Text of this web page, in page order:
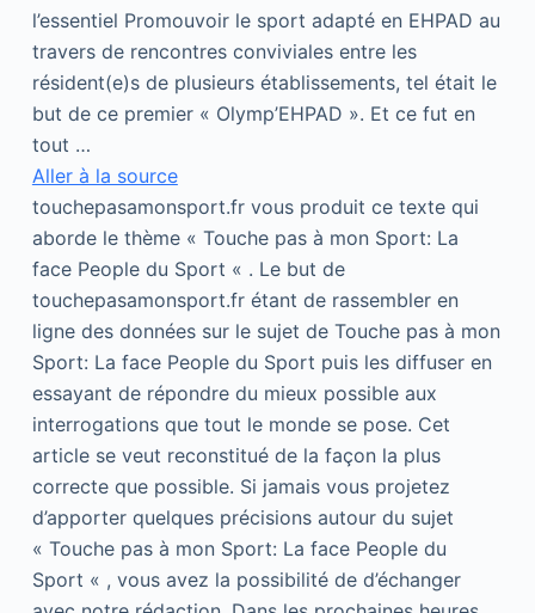
l’essentiel Promouvoir le sport adapté en EHPAD au
travers de rencontres conviviales entre les
résident(e)s de plusieurs établissements, tel était le
but de ce premier « Olymp’EHPAD ». Et ce fut en
tout …
Aller à la source
touchepasamonsport.fr vous produit ce texte qui
aborde le thème « Touche pas à mon Sport: La
face People du Sport « . Le but de
touchepasamonsport.fr étant de rassembler en
ligne des données sur le sujet de Touche pas à mon
Sport: La face People du Sport puis les diffuser en
essayant de répondre du mieux possible aux
interrogations que tout le monde se pose. Cet
article se veut reconstitué de la façon la plus
correcte que possible. Si jamais vous projetez
d’apporter quelques précisions autour du sujet
« Touche pas à mon Sport: La face People du
Sport « , vous avez la possibilité de d’échanger